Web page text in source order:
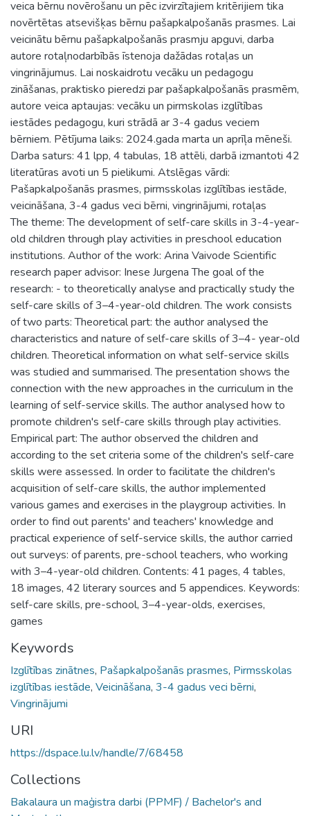
veica bērnu novērošanu un pēc izvirzītajiem kritērijiem tika
novērtētas atsevišķas bērnu pašapkalpošanās prasmes. Lai
veicinātu bērnu pašapkalpošanās prasmju apguvi, darba
autore rotaļnodarbībās īstenoja dažādas rotaļas un
vingrinājumus. Lai noskaidrotu vecāku un pedagogu
zināšanas, praktisko pieredzi par pašapkalpošanās prasmēm,
autore veica aptaujas: vecāku un pirmskolas izglītības
iestādes pedagogu, kuri strādā ar 3-4 gadus veciem
bērniem. Pētījuma laiks: 2024.gada marta un aprīļa mēneši.
Darba saturs: 41 lpp, 4 tabulas, 18 attēli, darbā izmantoti 42
literatūras avoti un 5 pielikumi. Atslēgas vārdi:
Pašapkalpošanās prasmes, pirmsskolas izglītības iestāde,
veicināšana, 3-4 gadus veci bērni, vingrinājumi, rotaļas
The theme: The development of self-care skills in 3-4-year-
old children through play activities in preschool education
institutions. Author of the work: Arina Vaivode Scientific
research paper advisor: Inese Jurgena The goal of the
research: - to theoretically analyse and practically study the
self-care skills of 3–4-year-old children. The work consists
of two parts: Theoretical part: the author analysed the
characteristics and nature of self-care skills of 3–4- year-old
children. Theoretical information on what self-service skills
was studied and summarised. The presentation shows the
connection with the new approaches in the curriculum in the
learning of self-service skills. The author analysed how to
promote children's self-care skills through play activities.
Empirical part: The author observed the children and
according to the set criteria some of the children's self-care
skills were assessed. In order to facilitate the children's
acquisition of self-care skills, the author implemented
various games and exercises in the playgroup activities. In
order to find out parents' and teachers' knowledge and
practical experience of self-service skills, the author carried
out surveys: of parents, pre-school teachers, who working
with 3–4-year-old children. Contents: 41 pages, 4 tables,
18 images, 42 literary sources and 5 appendices. Keywords:
self-care skills, pre-school, 3–4-year-olds, exercises,
games
Keywords
Izglītības zinātnes, Pašapkalpošanās prasmes, Pirmsskolas
izglītības iestāde, Veicināšana, 3-4 gadus veci bērni,
Vingrinājumi
URI
https://dspace.lu.lv/handle/7/68458
Collections
Bakalaura un maģistra darbi (PPMF) / Bachelor's and